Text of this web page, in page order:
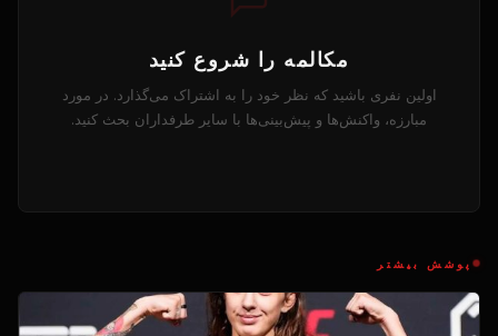
مکالمه را شروع کنید
اولین نفری باشید که نظر خود را به اشتراک می‌گذارد. در مورد
مبارزه، واکنش‌ها و پیش‌بینی‌ها با سایر طرفداران بحث کنید.
پوشش بیشتر